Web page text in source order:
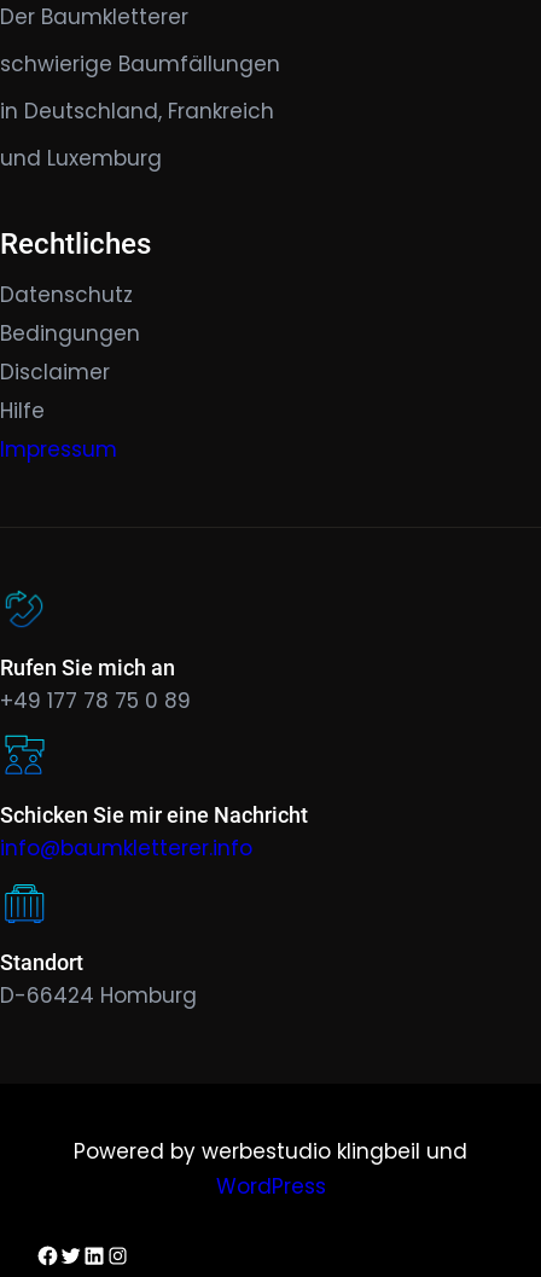
Der Baumkletterer
schwierige Baumfällungen
in Deutschland, Frankreich
und Luxemburg
Rechtliches
Datenschutz
Bedingungen
Disclaimer
Hilfe
Impressum
Rufen Sie mich an
+49 177 78 75 0 89
Schicken Sie mir eine Nachricht
info@baumkletterer.info
Standort
D-66424 Homburg
Powered by werbestudio klingbeil und
WordPress
Dirks Facebook-SeiteTwitter
LinkedIn
Instagram